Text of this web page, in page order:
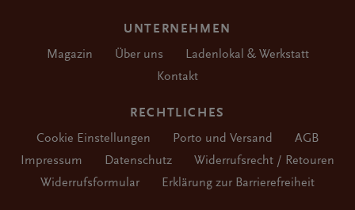
UNTERNEHMEN
Magazin
Über uns
Ladenlokal & Werkstatt
Kontakt
RECHTLICHES
Cookie Einstellungen
Porto und Versand
AGB
Impressum
Datenschutz
Widerrufsrecht / Retouren
Widerrufsformular
Erklärung zur Barrierefreiheit